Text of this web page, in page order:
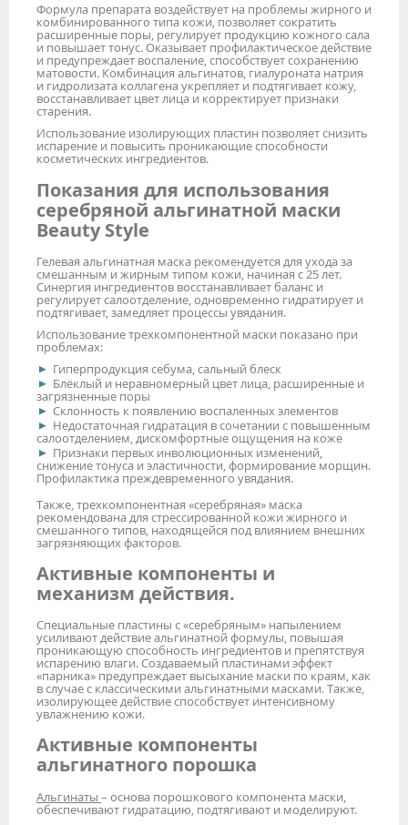
Формула препарата воздействует на проблемы жирного и
комбинированного типа кожи, позволяет сократить
расширенные поры, регулирует продукцию кожного сала
и повышает тонус. Оказывает профилактическое действие
и предупреждает воспаление, способствует сохранению
матовости. Комбинация альгинатов, гиалуроната натрия
и гидролизата коллагена укрепляет и подтягивает кожу,
восстанавливает цвет лица и корректирует признаки
старения.
Использование изолирующих пластин позволяет снизить
испарение и повысить проникающие способности
косметических ингредиентов.
Показания для использования
серебряной альгинатной маски
Beauty Style
Гелевая альгинатная маска рекомендуется для ухода за
смешанным и жирным типом кожи, начиная с 25 лет.
Синергия ингредиентов восстанавливает баланс и
регулирует салоотделение, одновременно гидратирует и
подтягивает, замедляет процессы увядания.
Использование трехкомпонентной маски показано при
проблемах:
Гиперпродукция себума, сальный блеск
Блёклый и неравномерный цвет лица, расширенные и
загрязненные поры
Склонность к появлению воспаленных элементов
Недостаточная гидратация в сочетании с повышенным
салоотделением, дискомфортные ощущения на коже
Признаки первых инволюционных изменений,
снижение тонуса и эластичности, формирование морщин.
Профилактика преждевременного увядания.
Также, трехкомпонентная «серебряная» маска
рекомендована для стрессированной кожи жирного и
смешанного типов, находящейся под влиянием внешних
загрязняющих факторов.
Активные компоненты и
механизм действия.
Специальные пластины с «серебряным» напылением
усиливают действие альгинатной формулы, повышая
проникающую способность ингредиентов и препятствуя
испарению влаги. Создаваемый пластинами эффект
«парника» предупреждает высыхание маски по краям, как
в случае с классическими альгинатными масками. Также,
изолирующее действие способствует интенсивному
увлажнению кожи.
Активные компоненты
альгинатного порошка
Альгинаты – основа порошкового компонента маски,
обеспечивают гидратацию, подтягивают и моделируют.